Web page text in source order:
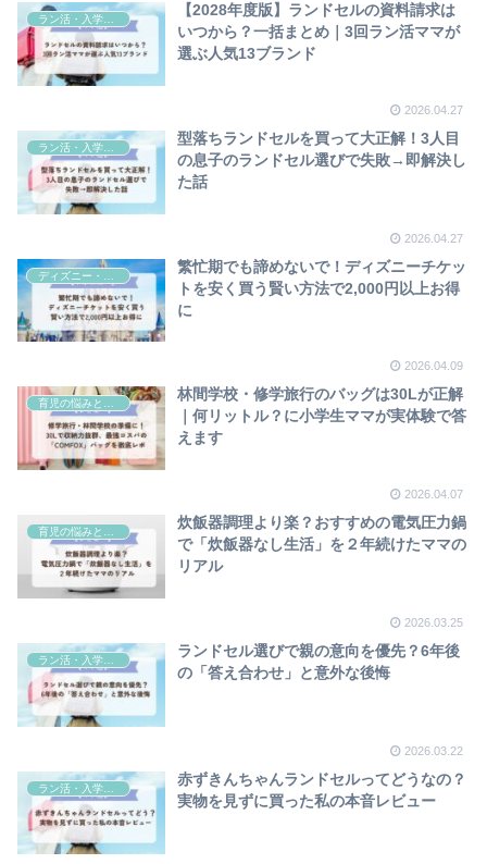
【2028年度版】ランドセルの資料請求は
いつから？一括まとめ｜3回ラン活ママが
選ぶ人気13ブランド
2026.04.27
型落ちランドセルを買って大正解！3人目
の息子のランドセル選びで失敗→即解決し
た話
2026.04.27
繁忙期でも諦めないで！ディズニーチケッ
トを安く買う賢い方法で2,000円以上お得
に
2026.04.09
育児の悩みと工夫
林間学校・修学旅行のバッグは30Lが正解
｜何リットル？に小学生ママが実体験で答
えます
2026.04.07
炊飯器調理より楽？おすすめの電気圧力鍋
で「炊飯器なし生活」を２年続けたママの
リアル
2026.03.25
ランドセル選びで親の意向を優先？6年後
の「答え合わせ」と意外な後悔
2026.03.22
赤ずきんちゃんランドセルってどうなの？
実物を見ずに買った私の本音レビュー